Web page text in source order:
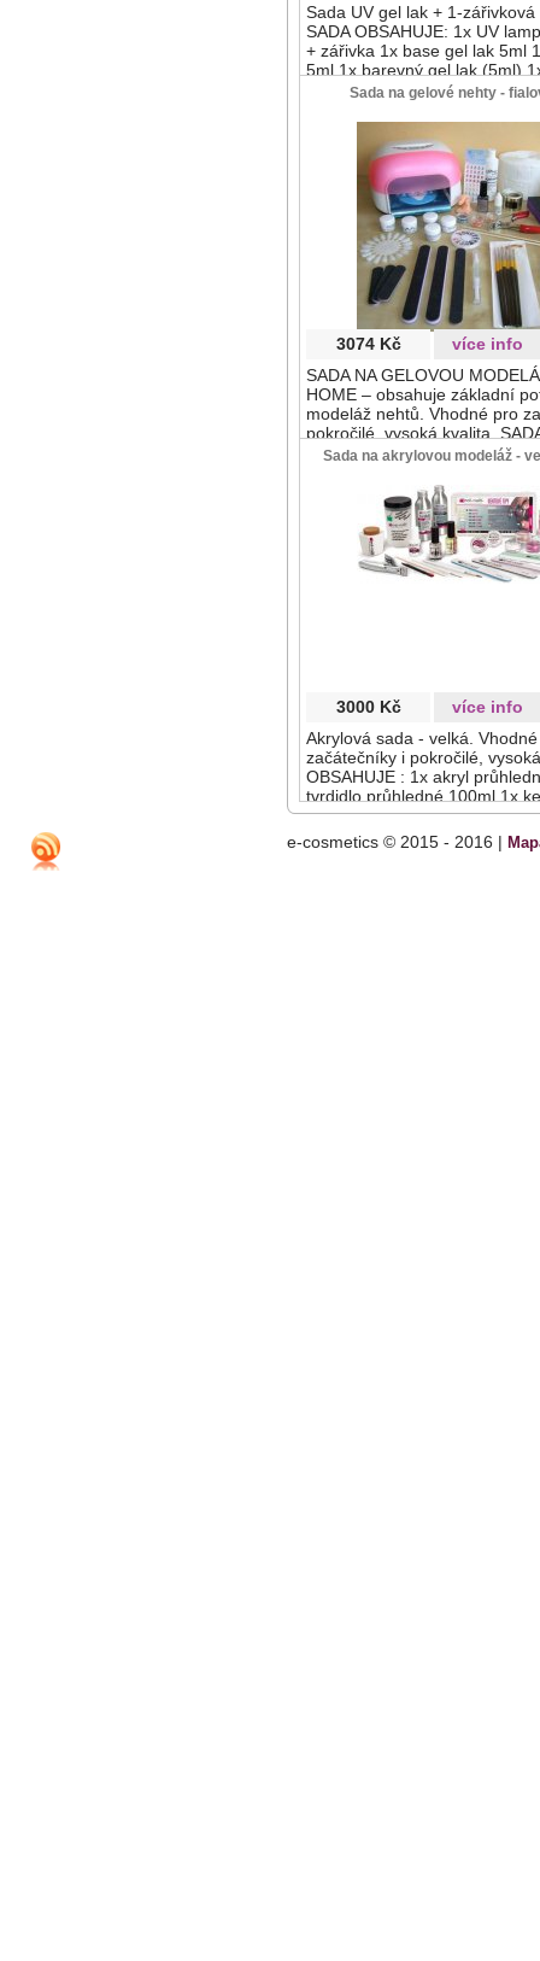
Sada UV gel lak + 1-zářivková
SADA OBSAHUJE: 1x UV
+ zářivka 1x base gel lak 5ml
5ml 1x barevný gel lak (5ml)
čistič nehtů a výpotku 100ml
Sada na gelové nehty -
3074 Kč
více info
SADA NA GELOVOU
HOME – obsahuje základní
modeláž nehtů. Vhodné pro
pokročilé, vysoká kvalita.
1x UV lampa - fialová nebo
Sada na akrylovou modeláž -
3000 Kč
více info
Akrylová sada - velká.
začátečníky i pokročilé,
OBSAHUJE : 1x akryl
tvrdidlo průhledné 100ml 1x
miska 1x nehtová forma
univerzální primer 1x pilníky
cosmo square
e-cosmetics © 2015 - 2016 |